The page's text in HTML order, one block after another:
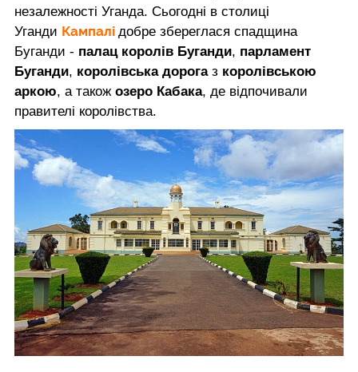
незалежності Уганда. Сьогодні в столиці
Уганди Кампалі добре збереглася спадщина
Буганди - палац королів Буганди, парламент
Буганди, королівська дорогаз королівською
аркою, а також озеро Кабака, де відпочивали
правителі королівства.